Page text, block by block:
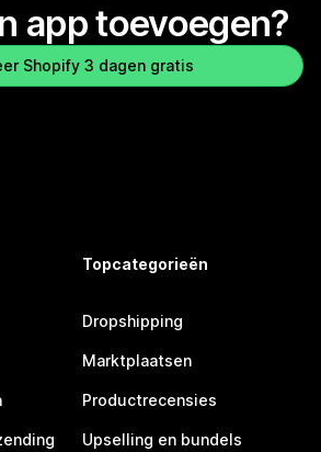
app toevoegen?
Shopify 3 dagen gratis
Topcategorieën
Dropshipping
Marktplaatsen
Productrecensies
Upselling en bundels